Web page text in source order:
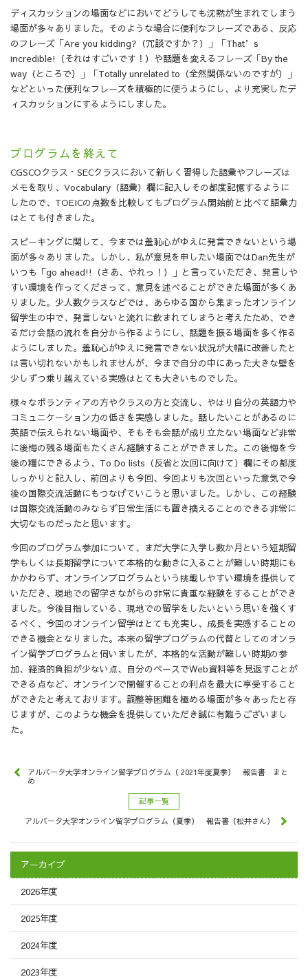
ディスカッションの場面などにおいてどうしても沈黙が生まれてしまう
場面が多々ありました。そのような場合に便利なフレーズである、反応
のフレーズ「Are you kidding?（冗談ですか？）」「That’s
incredible!（それはすごいです！）や話題を変えるフレーズ「By the
way（ところで）」「Totally unrelated to（全然関係ないのですが）」
などといった便利なフレーズを積極的に使うようにし、より充実したデ
ィスカッションにするようにしました。
プログラムを終えて
CGSCOクラス・SECクラスにおいて新しく習得した語彙やフレーズは
メモを取り、Vocabulary（語彙）欄に記入しその都度記憶するように
したので、TOEICの点数を比較してもプログラム開始前と比べて語彙力
はとても付きました。
スピーキングに関して、今までは羞恥心がゆえに発言できないという場
面が多々ありました。しかし、私が意見を申したい場面ではDan先生が
いつも「go ahead!!（さあ、やれっ！）」と言っていただき、発言しや
すい環境を作ってくださって、意見を述べることができた場面が多くあ
りました。少人数クラスなどでは、あらゆる国から集まったオンライン
留学生の中で、発言しないと流れに飲まれてしまうと考えたため、でき
るだけ会話の流れを自分から作るようにし、話題を振る場面を多く作る
ようにしました。羞恥心がゆえに発言できない状況が大幅に改善したと
は言い切れないかもしれませんが、今まで自分の中にあった大きな壁を
少しずつ乗り越えている実感はとても大きいものでした。
様々なボランティアの方やクラスの方と交流し、やはり自分の英語力や
コミュニケーション力の低さを実感しました。話したいことがあるのに
英語で伝えられない場面や、そもそも会話が成り立たない場面など非常
に後悔の残る場面もたくさん経験することができました。この後悔を今
後の糧にできるよう、To Do lists（反省と次回に向けて）欄にその都度
しっかりと記入し、前回よりも今回、今回よりも次回といった意気で今
後の国際交流活動にもつなげていこうと思いました。しかし、この経験
は国際交流活動のみならず日常生活にも置き換えることのできる非常に
大切なものだったと思います。
今回のプログラム参加について、まだ大学に入学し数か月という短期留
学もしくは長期留学について本格的な動きに入ることが難しい時期にも
かかわらず、オンラインプログラムという挑戦しやすい環境を提供して
いただき、現地での留学さながらの非常に貴重な経験をすることができ
ました。今後目指している、現地での留学をしたいという思いを強くす
るべく、今回のオンライン留学はとても充実し、成長を実感することの
できる機会となりました。本来の留学プログラムの代替としてのオンラ
イン留学プログラムと伺いましたが、本格的な活動が難しい時期の参
加、経済的負担が少ない点、自分のペースでWeb資料等を見返すことが
できる点など、オンラインで開催することの利点を最大に享受すること
ができたと考えております。調整等困難を極める場面が多々あったと存
じますが、このような機会を提供していただき誠に有難うございまし
た。
アルバータ大学オンライン留学プログラム（ 2021年度夏季） 報告書 まと
め
記事一覧
アルバータ大学オンライン留学プログラム（夏季） 報告書（松井さん）
アーカイブ
2026年度
2025年度
2024年度
2023年度